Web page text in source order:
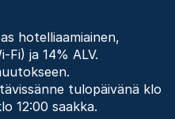
hotelliaamiainen,
ja 14% ALV.
tulopäivänä klo
12:00 saakka.